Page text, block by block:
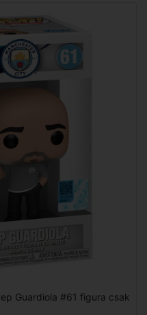
Guardiola #61 figura csak